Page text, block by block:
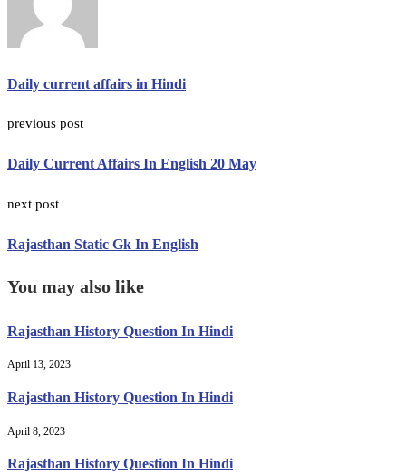
Daily current affairs in Hindi
previous post
Daily Current Affairs In English 20 May
next post
Rajasthan Static Gk In English
You may also like
Rajasthan History Question In Hindi
April 13, 2023
Rajasthan History Question In Hindi
April 8, 2023
Rajasthan History Question In Hindi